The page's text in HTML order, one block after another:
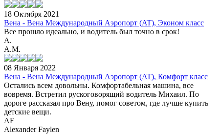
18 Октября 2021
Вена - Вена Международный Аэропорт (AT), Эконом класс
Все прошло идеально, и водитель был точно в срок!
A.
A.M.
08 Января 2022
Вена - Вена Международный Аэропорт (AT), Комфорт класс
Остались всем довольны. Комфортабельная машина, все
вовремя. Встретил рускоговорящий водитель Михаил. По
дороге рассказал про Вену, помог советом, где лучше купить
детские вещи.
AF
Alexander Faylen